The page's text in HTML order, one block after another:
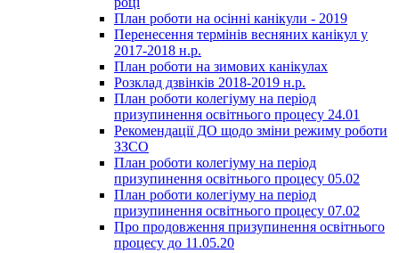
План роботи на осінні канікули - 2019
Перенесення термінів весняних канікул у
2017-2018 н.р.
План роботи на зимових канікулах
Розклад дзвінків 2018-2019 н.р.
План роботи колегіуму на період
призупинення освітнього процесу 24.01
Рекомендації ДО щодо зміни режиму роботи
ЗЗСО
План роботи колегіуму на період
призупинення освітнього процесу 05.02
План роботи колегіуму на період
призупинення освітнього процесу 07.02
Про продовження призупинення освітнього
процесу до 11.05.20